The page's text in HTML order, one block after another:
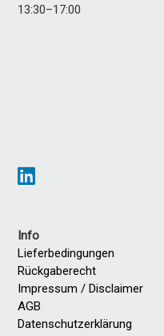
13:30–17:00
Info
Lieferbedingungen
Rückgaberecht
Impressum / Disclaimer
AGB
Datenschutzerklärung